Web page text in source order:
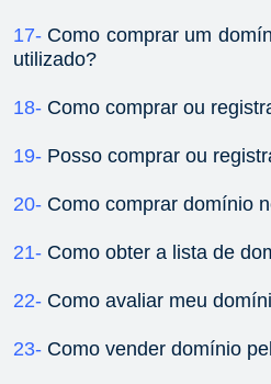
17- Como comprar um
utilizado?
18- Como comprar ou
19- Posso comprar ou
20- Como comprar domínio
21- Como obter a lista de
22- Como avaliar meu
23- Como vender domínio